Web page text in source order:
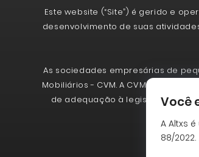
Você
A Altxs
88/
Este website (“Site”) é gerido e
desenvolvimento de suas atividades,
As sociedades empresárias de
Mobiliários - CVM. A CVM não
de adequação à legislação